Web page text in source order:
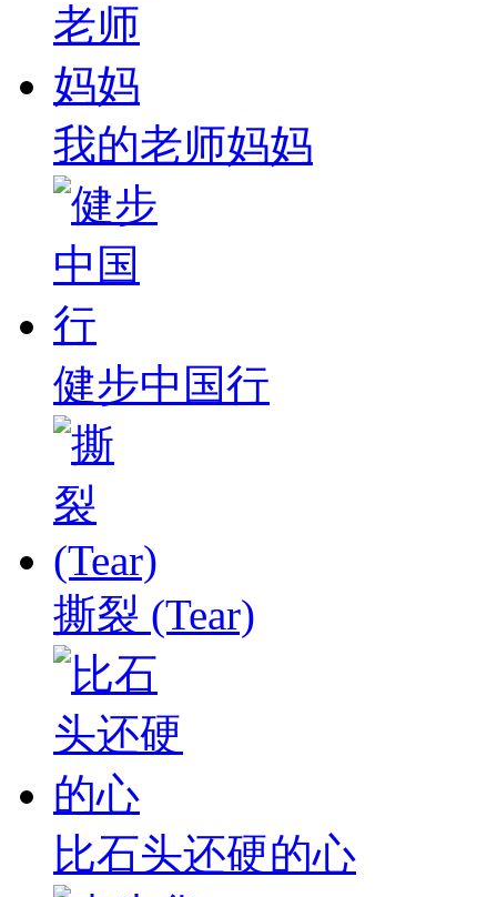
我的老师妈妈
健步中国行
撕裂 (Tear)
比石头还硬的心